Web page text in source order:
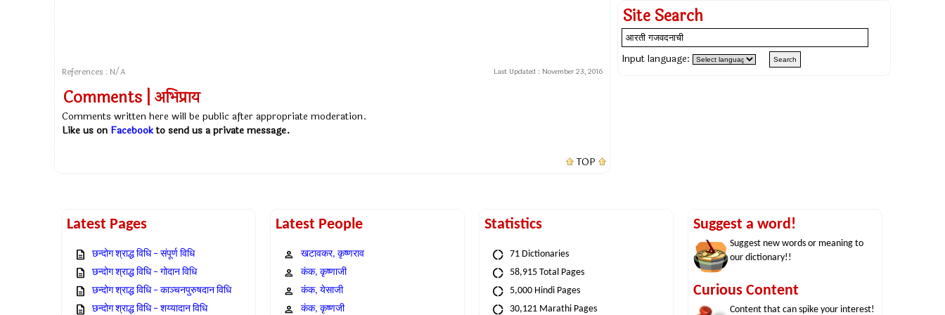
References : N/A Last Updated : November 23, 2016
Comments | अभिप्राय
Comments written here will be public after appropriate moderation.
Like us on Facebookto send us a private message.
TOP
Site Search
Input language:
Latest Pages
छन्दोग श्राद्ध विधि – संपूर्ण विधि
छन्दोग श्राद्ध विधि – गोदान विधि
छन्दोग श्राद्ध विधि – काञ्चनपुरुषदान विधि
छन्दोग श्राद्ध विधि – शय्यादान विधि
Latest People
खटावकर, कृष्णराव
कंक, कृष्णाजी
कंक, येसाजी
कंक, कृष्णजी
Statistics
71 Dictionaries
58,915 Total Pages
5,000 Hindi Pages
30,121 Marathi Pages
Suggest a word!
Suggest new words or meaning to
our dictionary!!
Curious Content
Content that can spike your interest!